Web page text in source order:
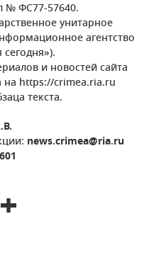
№ ФС77-57640.
унитарное
агентство
и новостей сайта
https://crimea.ria.ru
текста.
news.crimea@ria.ru